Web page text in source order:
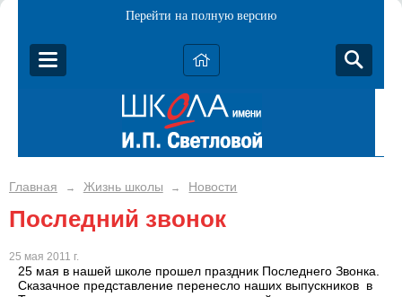
Перейти на полную версию
Главная → Жизнь школы → Новости
Последний звонок
25 мая 2011 г.
25 мая в нашей школе прошел праздник Последнего Звонка.
Сказачное представление перенесло наших выпускников в